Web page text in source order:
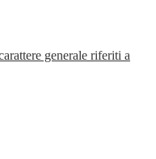
generale riferiti a